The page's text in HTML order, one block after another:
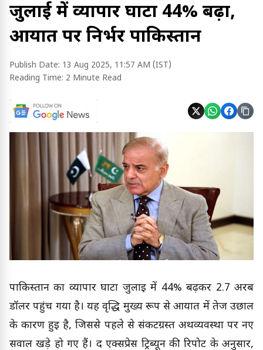
जुलाई में व्यापार घाटा 44% बढ़ा,
आयात पर निर्भर पाकिस्तान
Publish Date: 13 Aug 2025, 11:57 AM (IST)
Reading Time: 2 Minute Read
पाकिस्तान का व्यापार घाटा जुलाई में 44% बढ़कर 2.7 अरब
डॉलर पहुंच गया है। यह वृद्धि मुख्य रूप से आयात में तेज उछाल
के कारण हुई है, जिससे पहले से संकटग्रस्त अर्थव्यवस्था पर नए
सवाल खड़े हो गए हैं। द एक्सप्रेस ट्रिब्यून की रिपोर्ट के अनुसार,